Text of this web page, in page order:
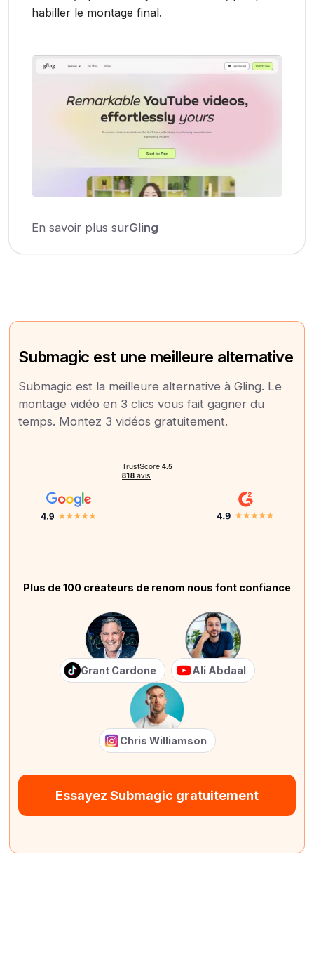
habiller le montage final.
En savoir plus surGling
Submagic est une meilleure alternative
Submagic est la meilleure alternative à Gling. Le
montage vidéo en 3 clics vous fait gagner du
temps. Montez 3 vidéos gratuitement.
Plus de 100 créateurs de renom nous font confiance
Grant Cardone Ali Abdaal
Chris Williamson
Essayez Submagic gratuitement